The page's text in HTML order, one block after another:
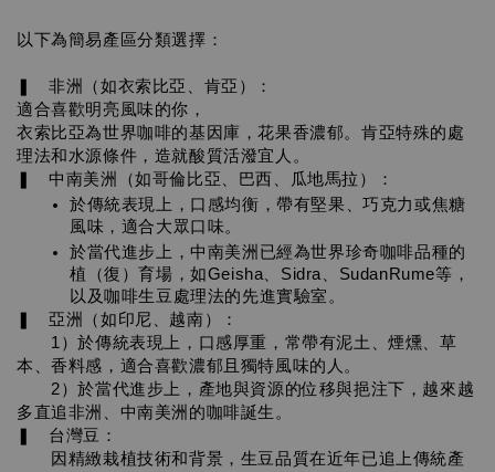
以下為簡易產區分類選擇：
❚　非洲（如衣索比亞、肯亞）：
適合喜歡明亮風味的你，
衣索比亞為世界咖啡的基因庫，花果香濃郁。肯亞特殊的處
理法和水源條件，造就酸質活潑宜人。
❚　中南美洲（如哥倫比亞、巴西、瓜地馬拉）：
於傳統表現上，口感均衡，帶有堅果、巧克力或焦糖
風味，適合大眾口味。
於當代進步上，中南美洲已經為世界珍奇咖啡品種的
植（復）育場，如Geisha、Sidra、SudanRume等，
以及咖啡生豆處理法的先進實驗室。
❚　亞洲（如印尼、越南）：
1）於傳統表現上，口感厚重，常帶有泥土、煙燻、草
本、香料感，適合喜歡濃郁且獨特風味的人。
2）於當代進步上，產地與資源的位移與挹注下，越來越
多直追非洲、中南美洲的咖啡誕生。
❚　台灣豆：
因精緻栽植技術和背景，生豆品質在近年已追上傳統產